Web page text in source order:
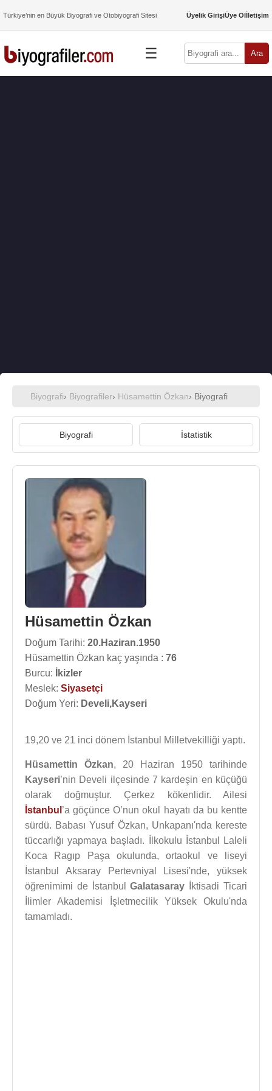
Türkiye’nin en Büyük Biyografi ve Otobiyografi Sitesi Üyelik GirişiÜye Olİletişim
☰ Ara
Biyografi› Biyografiler› Hüsamettin Özkan› Biyografi
Biyografi İstatistik
Hüsamettin Özkan
Doğum Tarihi: 20.Haziran.1950
Hüsamettin Özkan kaç yaşında : 76
Burcu:
İkizler
Meslek: Siyasetçi
Doğum Yeri: Develi,Kayseri
19,20 ve 21 inci dönem İstanbul Milletvekilliği yaptı.
Hüsamettin Özkan, 20 Haziran 1950 tarihinde
Kayseri’nin Develi ilçesinde 7 kardeşin en küçüğü
olarak doğmuştur. Çerkez kökenlidir. Ailesi
İstanbul ’a göçünce O’nun okul hayatı da bu kentte
sürdü. Babası Yusuf Özkan, Unkapanı'nda kereste
tüccarlığı yapmaya başladı. İlkokulu İstanbul Laleli
Koca Ragıp Paşa okulunda, ortaokul ve liseyi
İstanbul Aksaray Pertevniyal Lisesi'nde, yüksek
öğrenimimi de İstanbulGalatasaray İktisadi Ticari
İlimler Akademisi İşletmecilik Yüksek Okulu'nda
tamamladı.